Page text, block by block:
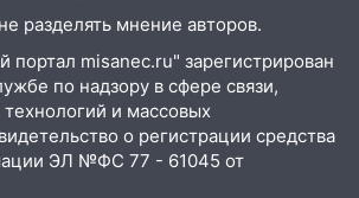
за криминальное
кроссовер сбил 18-
после тройного ДТП
разделять мнение авторов.
misanec.ru" зарегистрирован
по надзору в сфере связи,
и массовых
о регистрации средства
ЭЛ №ФС 77 - 61045 от